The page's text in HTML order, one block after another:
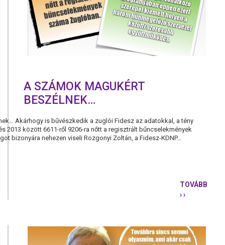
A SZÁMOK MAGUKÉRT
BESZÉLNEK…
Akárhogy is bűvészkedik a zuglói Fidesz az adatokkal, a tény
2013 között 6611-ről 9206-ra nőtt a regisztrált bűncselekmények
bizonyára nehezen viseli Rozgonyi Zoltán, a Fidesz-KDNP...
TOVÁBB
› ›